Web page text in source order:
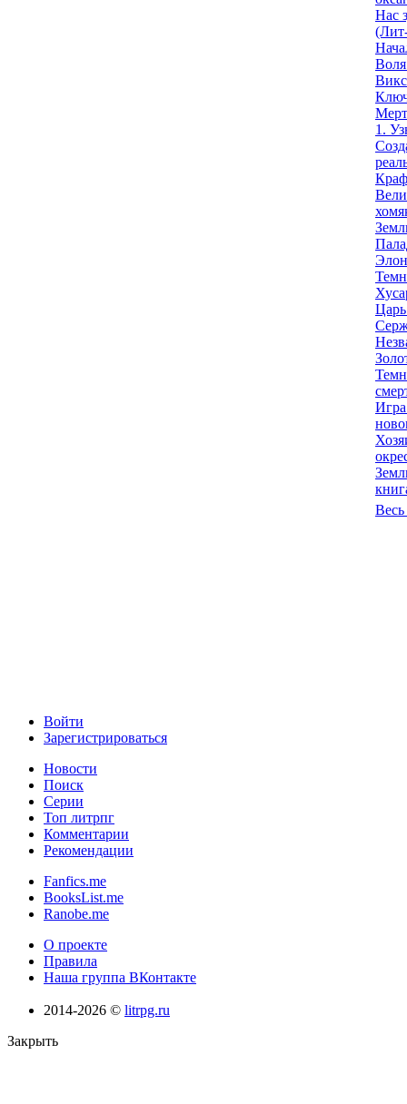
Нас
1.
Царь
Войти
Зарегистрироваться
Новости
Поиск
Серии
Топ литрпг
Комментарии
Рекомендации
Fanfics.me
BooksList.me
Ranobe.me
О проекте
Правила
Наша группа ВКонтакте
2014-2026 © litrpg.ru
Закрыть